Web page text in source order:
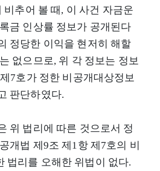
비추어 볼 때, 이 사건 자금운
금 인상률 정보가 공개된다
정당한 이익을 현저히 해할
없으므로, 위 각 정보는 정보
7호가 정한 비공개대상정보
판단하였다.
위 법리에 따른 것으로서 정
개법 제9조 제1항 제7호의 비
법리를 오해한 위법이 없다.